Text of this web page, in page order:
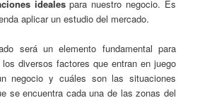
idealespara nuestro negocio. Es
aplicar un estudio del mercado.
será un elemento fundamental para
diversos factores que entran en juego
negocio y cuáles son las situaciones
se encuentra cada una de las zonas del